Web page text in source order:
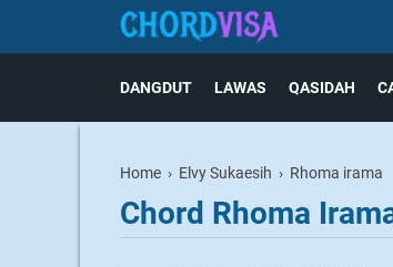
DANGDUT LAWAS QASIDAH
Home › Elvy Sukaesih › Rhoma irama
Chord Rhoma